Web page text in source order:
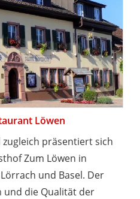
Löwen
präsentiert sich
Zum Löwen in
und Basel. Der
die Qualität der